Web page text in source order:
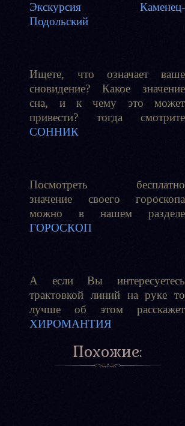
Экскурсия Каменец-
Подольский
Ищете, что означает ваше
сновидение? Какое значение
сна, и к чему это может
привести? тогда смотрите
СОННИК
Посмотреть бесплатно
значение своего гороскопа
можно в нашем разделе
ГОРОСКОП
А если Вы интересуетесь
трактовкой линий на руке то
лучше об этом расскажет
ХИРОМАНТИЯ
Похожие: